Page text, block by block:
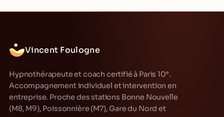
Vincent Foulogne
Hypnothérapeute et coach certifié à Paris 10ᵉ.
Accompagnement individuel et intervention en
entreprise. Proche des stations Bonne Nouvelle
(M8, M9), Poissonnière (M7), Gare du Nord et